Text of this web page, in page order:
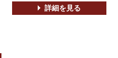
詳細を見る